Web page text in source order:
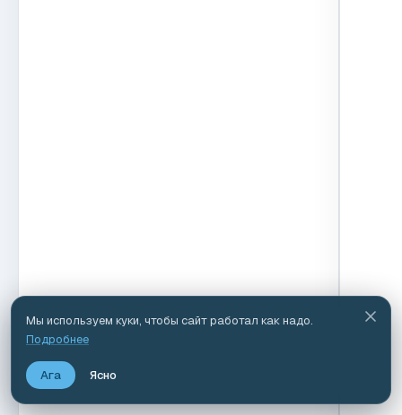
Мы используем куки, чтобы сайт работал как надо.
Подробнее
Ага Ясно